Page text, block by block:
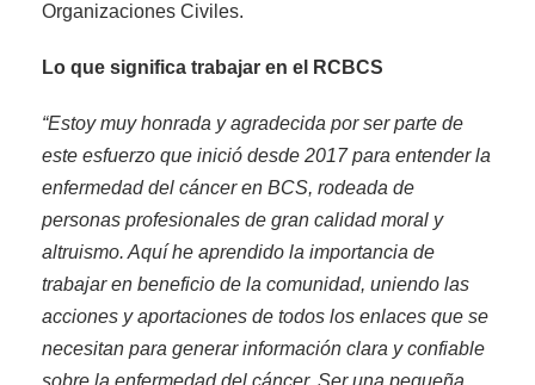
Organizaciones Civiles.
Lo que significa trabajar en el RCBCS
“Estoy muy honrada y agradecida por ser parte de
este esfuerzo que inició desde 2017 para entender la
enfermedad del cáncer en BCS, rodeada de
personas profesionales de gran calidad moral y
altruismo. Aquí he aprendido la importancia de
trabajar en beneficio de la comunidad, uniendo las
acciones y aportaciones de todos los enlaces que se
necesitan para generar información clara y confiable